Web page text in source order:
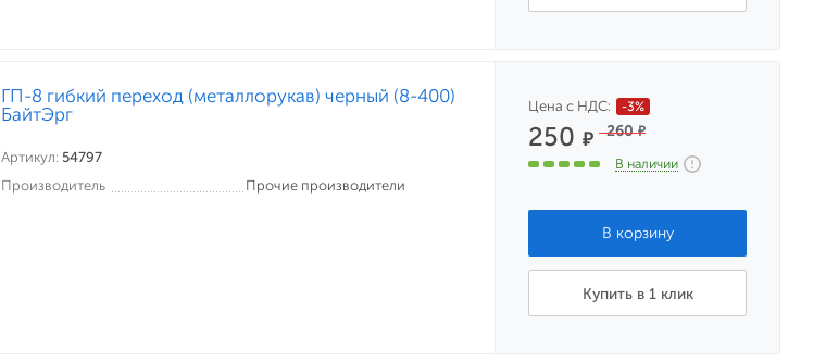
ГП-8 гибкий переход (металлорукав) черный (8-400)
БайтЭрг
Артикул: 54797
Производитель
Прочие производители
Цена с НДС: -3%
250₽ 260₽
В наличии
Купить в 1 клик